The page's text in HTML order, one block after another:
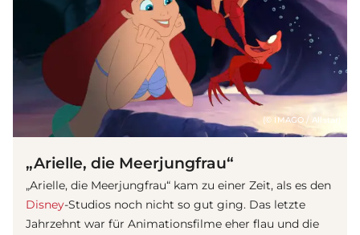
(© IMAGO / Allstar)
„Arielle, die Meerjungfrau“
„Arielle, die Meerjungfrau“ kam zu einer Zeit, als es den
Disney-Studios noch nicht so gut ging. Das letzte
Jahrzehnt war für Animationsfilme eher flau und die